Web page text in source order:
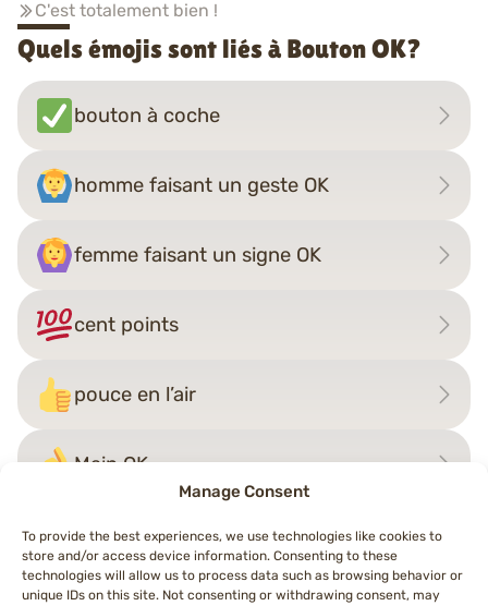
Manage Consent
To provide the best experiences, we use technologies like cookies to
store and/or access device information. Consenting to these
technologies will allow us to process data such as browsing behavior or
unique IDs on this site. Not consenting or withdrawing consent, may
C'est totalement bien !
Quels émojis sont liés à Bouton OK?
bouton à coche
homme faisant un geste OK
femme faisant un signe OK
cent points
pouce en l’air
Main OK
Navigation
←Bouton NGbouton SOS→